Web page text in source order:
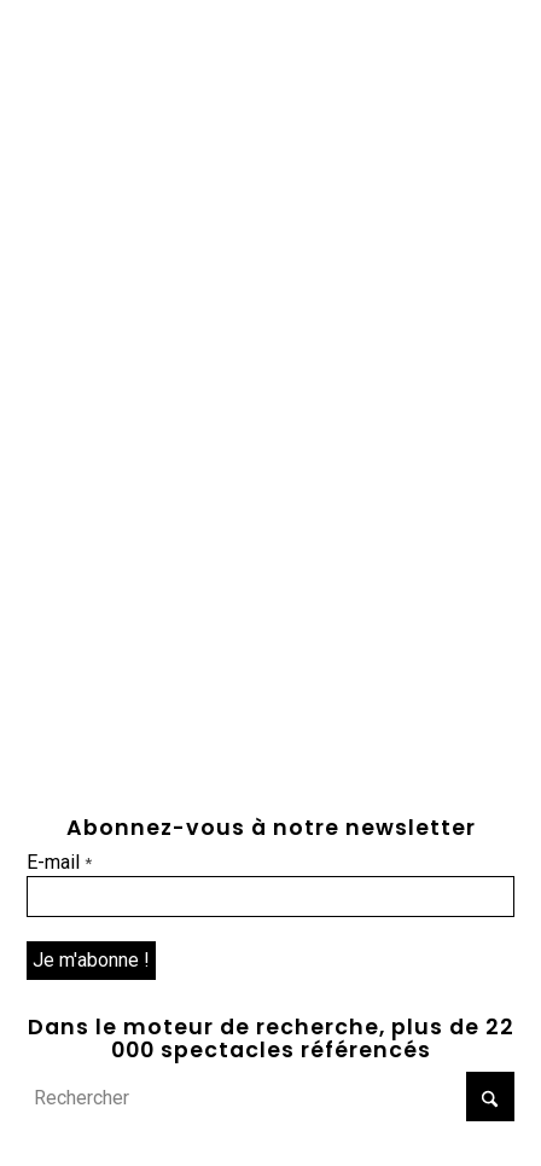
Abonnez-vous à notre newsletter
E-mail*
Dans le moteur de recherche, plus de 22
000 spectacles référencés